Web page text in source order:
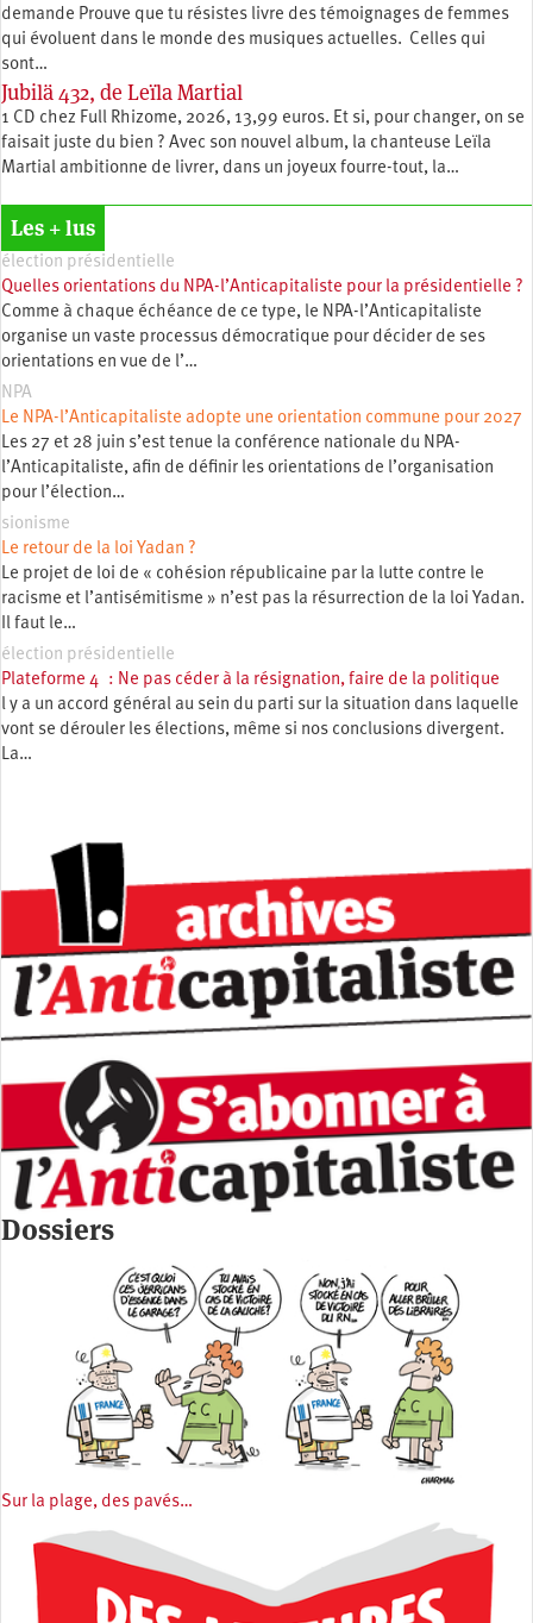
demande Prouve que tu résistes livre des témoignages de femmes
qui évoluent dans le monde des musiques actuelles. Celles qui
sont…
Jubilä 432, de Leïla Martial
1 CD chez Full Rhizome, 2026, 13,99 euros. Et si, pour changer, on se
faisait juste du bien ? Avec son nouvel album, la chanteuse Leïla
Martial ambitionne de livrer, dans un joyeux fourre-tout, la…
Les + lus
élection présidentielle
Quelles orientations du NPA-l’Anticapitaliste pour la présidentielle ?
Comme à chaque échéance de ce type, le NPA-l’Anticapitaliste
organise un vaste processus démocratique pour décider de ses
orientations en vue de l’…
NPA
Le NPA-l’Anticapitaliste adopte une orientation commune pour 2027
Les 27 et 28 juin s’est tenue la conférence nationale du NPA-
l’Anticapitaliste, afin de définir les orientations de l’organisation
pour l’élection…
sionisme
Le retour de la loi Yadan ?
Le projet de loi de « cohésion républicaine par la lutte contre le
racisme et l’antisémitisme » n’est pas la résurrection de la loi Yadan.
Il faut le…
élection présidentielle
Plateforme 4 : Ne pas céder à la résignation, faire de la politique
l y a un accord général au sein du parti sur la situation dans laquelle
vont se dérouler les élections, même si nos conclusions divergent.
La…
Dossiers
Sur la plage, des pavés…